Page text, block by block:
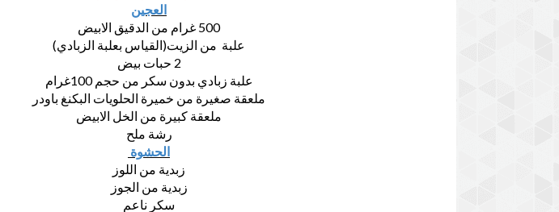
العجين
500 غرام من الدقيق الابيض
علبة من الزيت(القياس بعلبة الزبادي)
2 حبات بيض
علبة زبادي بدون سكر من حجم 100غرام
ملعقة صغيرة من خميرة الحلويات البكنغ باودر
ملعقة كبيرة من الخل الابيض
رشة ملح
الحشوة
زبدية من اللوز
زبدية من الجوز
سكر ناعم